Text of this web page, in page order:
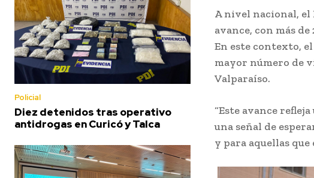
Policial
Diez detenidos tras operativo
antidrogas en Curicó y Talca
A nivel nacional, el
avance, con más
En este contexto,
mayor número de
Valparaíso.
“Este avance
una señal de
y para aquellas